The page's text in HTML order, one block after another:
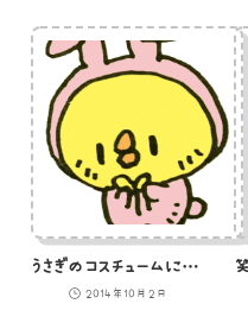
うさぎのコスチュームに着替えたひよこのイラスト
2014年10月2日